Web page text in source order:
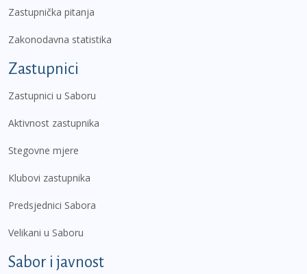
Zastupnička pitanja
Zakonodavna statistika
Zastupnici
Zastupnici u Saboru
Aktivnost zastupnika
Stegovne mjere
Klubovi zastupnika
Predsjednici Sabora
Velikani u Saboru
Sabor i javnost